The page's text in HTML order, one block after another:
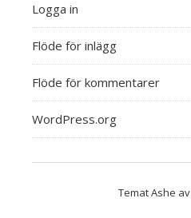
Logga in
Flöde för inlägg
Flöde för kommentarer
WordPress.org
Temat Ashe av